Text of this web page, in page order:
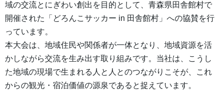
域の交流とにぎわい創出を目的として、青森県田舎館村で
開催された「どろんこサッカー in 田舎館村」への協賛を行
っています。
本大会は、地域住民や関係者が一体となり、地域資源を活
かしながら交流を生み出す取り組みです。当社は、こうし
た地域の現場で生まれる人と人とのつながりこそが、これ
からの観光・宿泊価値の源泉であると捉えています。